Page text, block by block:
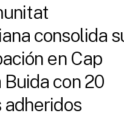
consolida
en Cap
con 20